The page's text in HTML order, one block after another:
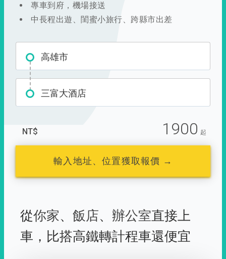
專車到府，機場接送
中長程出遊、閨蜜小旅行、跨縣市出差
高雄市
三富大酒店
NT$ 1900 起
輸入地址、位置獲取報價 →
從你家、 飯店、 辦公室直接上
車， 比搭高鐵轉計程車還便宜